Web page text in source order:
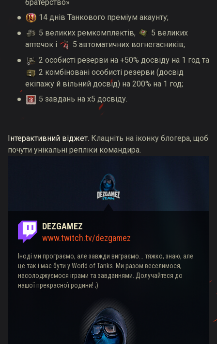
братерство»
14 днів Танкового преміум акаунту;
5 великих ремкомплектів,
5 великих
аптечок і
5 автоматичних вогнегасників;
2 особисті резерви на +50% досвіду на 1 год та
2 комбіновані особисті резерви (досвід
екіпажу й вільний досвід) на 200% на 1 год;
5 завдань на x5 досвіду.
Інтерактивний віджет. Клацніть на іконку блогера, щоб
почути унікальні репліки командира.
DEZGAMEZ
www.twitch.tv/dezgamez
Іноді ми програємо, але завжди виграємо... тяжко, знаю, але
це так і має бути у World of Tanks. Ми разом веселимося,
насолоджуємося іграми та завданнями. Долучайтеся до
нашої прекрасної родини! ;)